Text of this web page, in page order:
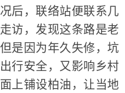
后，联络站便联系几
访，发现这条路是老
是因为年久失修，坑
行安全，又影响乡村
上铺设柏油，让当地